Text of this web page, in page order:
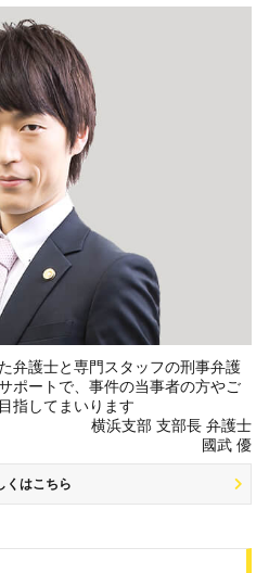
弁護士と専門スタッフの刑事弁護
ポートで、事件の当事者の方やご
指してまいります
横浜支部 支部長 弁護士
國武 優
くはこちら